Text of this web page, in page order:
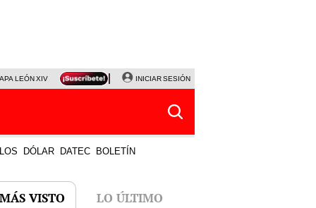
LEÓN XIV NALDY SALDAÑA LA BELLA LUZ
INICIAR SESIÓN
DÓLAR DATEC BOLETÍN
VISTO LO ÚLTIMO